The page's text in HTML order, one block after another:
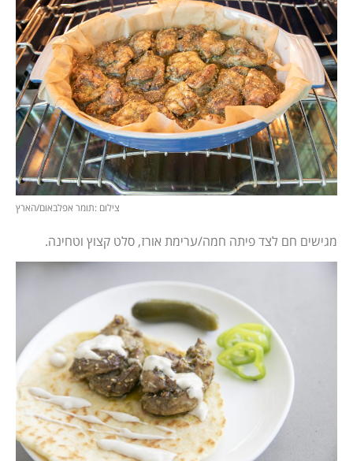
צילום :תומר אפלבאום/הארץ
מגישים חם לצד פיתה חמה/ערימת אורז, סלט קצוץ וטחינה.